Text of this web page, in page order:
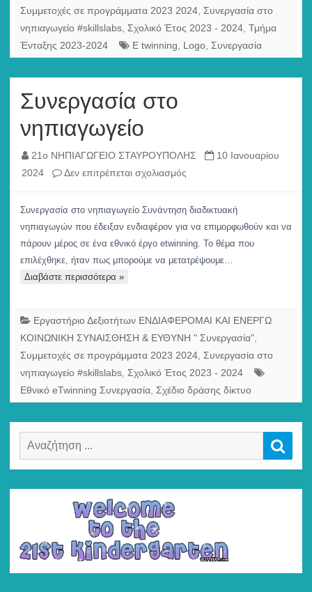
Συμμετοχές σε προγράμματα 2023 2024 Συνεργασία στο
νηπιαγωγείο #skillslabs Σχολικό Έτος 2023 - 2024 Τμήμα
Ένταξης 2023-2024
E twinning Logo Συνεργασία
Συνεργασία στο
νηπιαγωγείο
21ο ΝΗΠΙΑΓΩΓΕΙΟ ΣΤΑΥΡΟΥΠΟΛΗΣ
10 Ιανουαρίου
2024
Δεν επιτρέπεται σχολιασμός
στο
νηπιαγωγείο
Συνεργασία στο νηπιαγωγείο Συνάντηση διαδικτυακή
νηπιαγωγών που έδειξαν ενδιαφέρον για να επιμορφωθούν και να
πάρουν μέρος σε ένα εθνικό έργο etwinning. To θέμα που
επιλέχθηκε, ήταν πως μπορούμε να μετατρέψουμε…
Διαβάστε περισσότερα »
Εργαστήριο Δεξιοτήτων ΕΝΔΙΑΦΕΡΟΜΑΙ ΚΑΙ ΕΝΕΡΓΩ
ΚΟΙΝΩΝΙΚΗ ΣΥΝΑΙΣΘΗΣΗ & ΕΥΘΥΝΗ " Συνεργασία"
Συμμετοχές σε προγράμματα 2023 2024 Συνεργασία στο
νηπιαγωγείο #skillslabs Σχολικό Έτος 2023 - 2024
Εθνικό eTwinning Συνεργασία Σχέδιο δράσης δίκτυο
Αναζήτηση